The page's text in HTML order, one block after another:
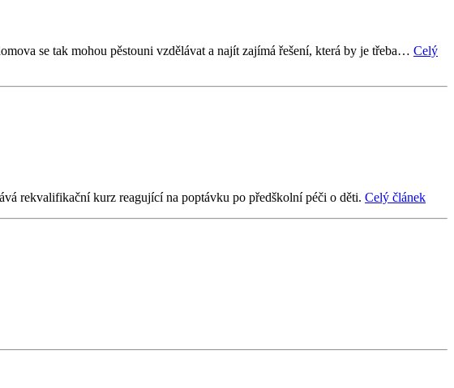
se tak mohou pěstouni vzdělávat a najít zajímá řešení, která by je třeba… Celý
rekvalifikační kurz reagující na poptávku po předškolní péči o děti. Celý článek